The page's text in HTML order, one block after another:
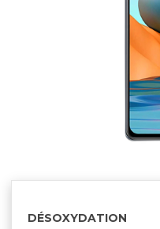
DÉSOXYDATION